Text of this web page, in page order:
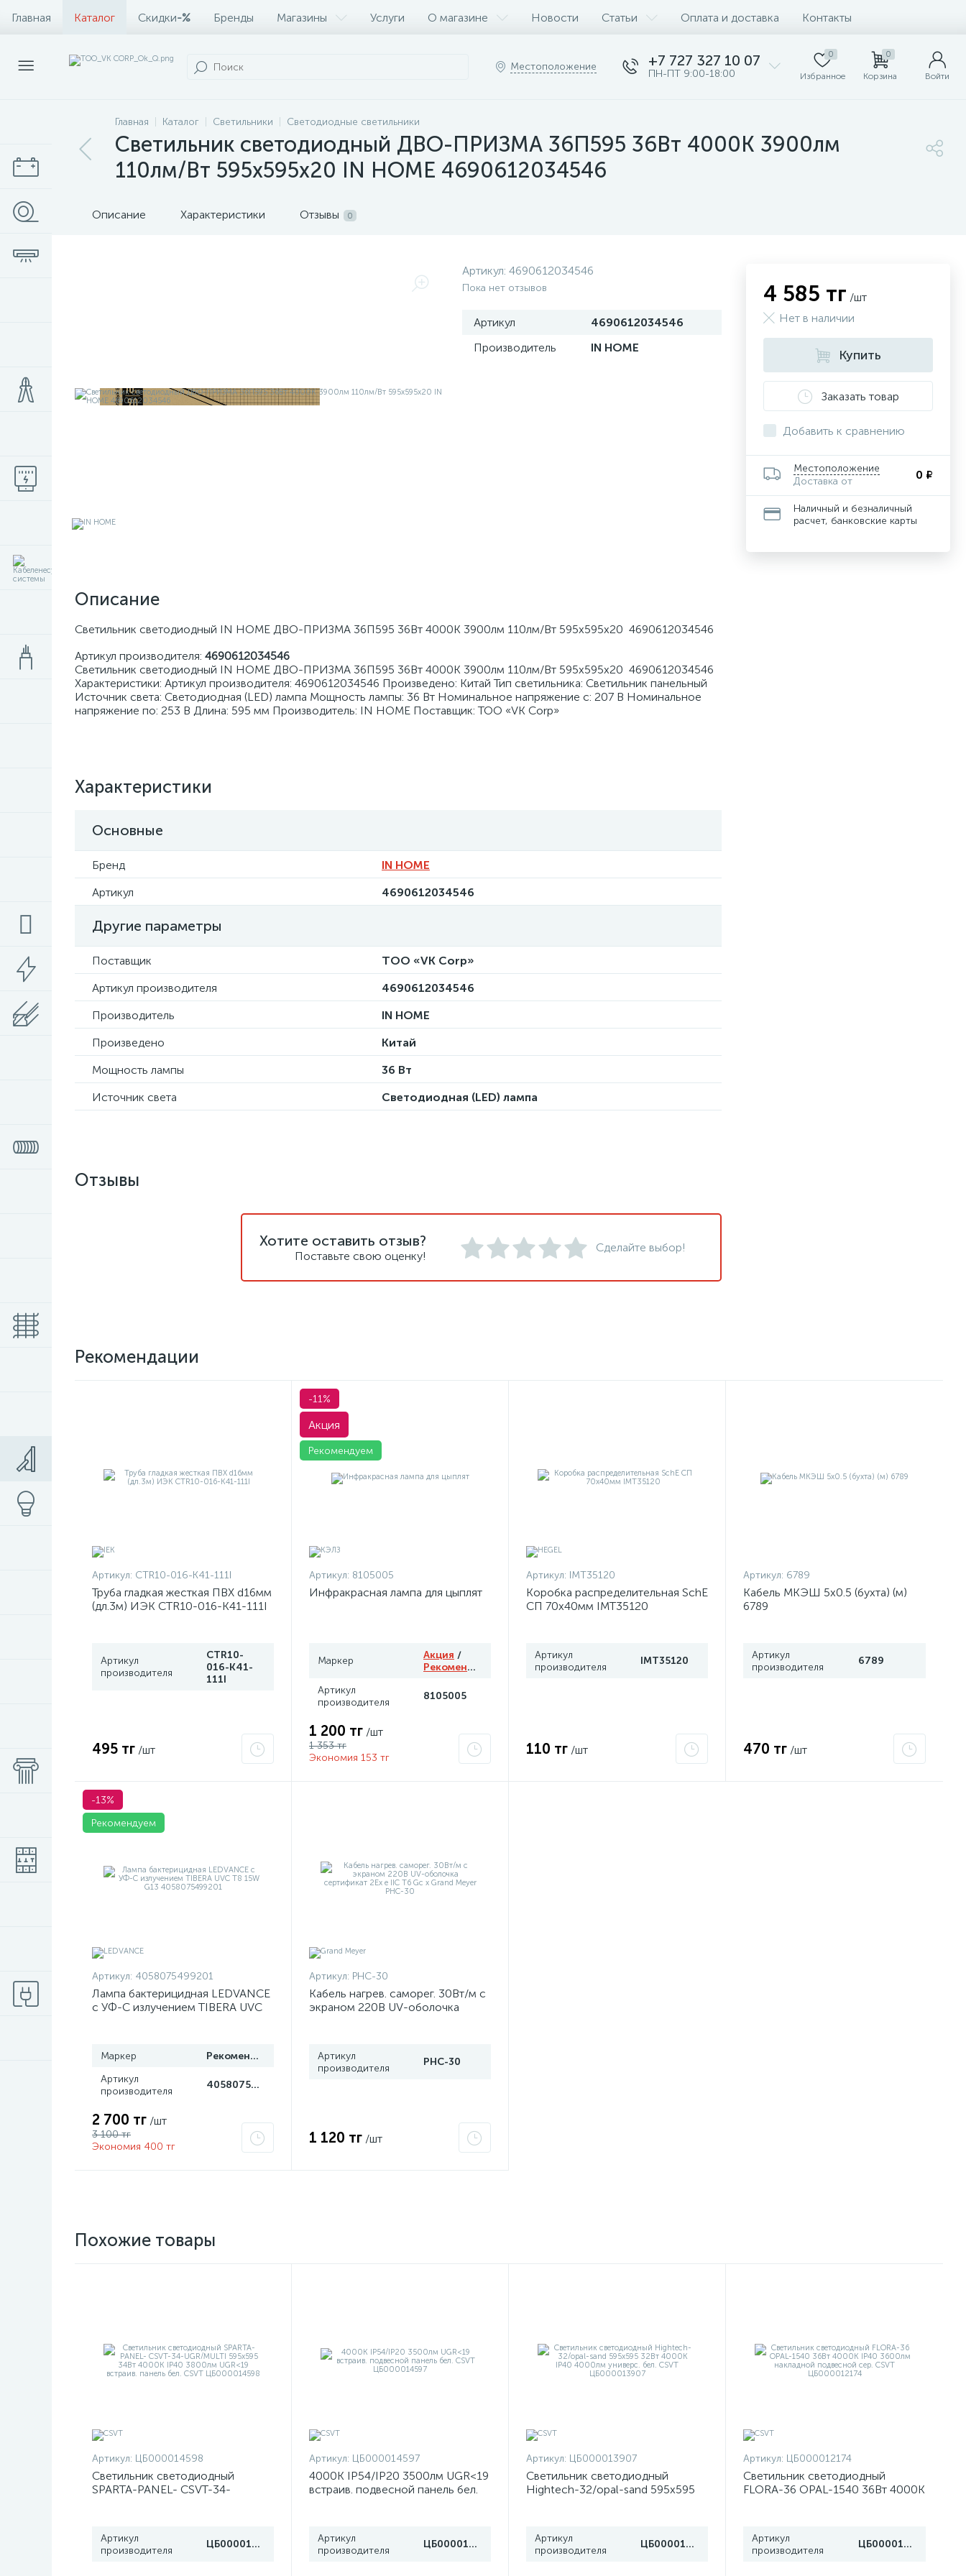
Главная Каталог Скидки-% Бренды Магазины Услуги О магазине Новости Статьи Оплата и доставка Контакты
Местоположение +7 727 327 10 07
ПН-ПТ 9:00-18:00
0
Избранное
0
Корзина Войти
Главная Каталог Светильники Светодиодные светильники
Светильник светодиодный ДВО-ПРИЗМА 36П595 36Вт 4000К 3900лм
110лм/Вт 595х595х20 IN HOME 4690612034546
Описание Характеристики Отзывы 0
Артикул: 4690612034546
Пока нет отзывов
Артикул
4690612034546
Производитель
IN HOME
Описание
Светильник светодиодный IN HOME ДВО-ПРИЗМА 36П595 36Вт 4000К 3900лм 110лм/Вт 595х595х20 4690612034546
Артикул производителя: 4690612034546
Светильник светодиодный IN HOME ДВО-ПРИЗМА 36П595 36Вт 4000К 3900лм 110лм/Вт 595х595х20 4690612034546
Характеристики: Артикул производителя: 4690612034546 Произведено: Китай Тип светильника: Светильник панельный
Источник света: Светодиодная (LED) лампа Мощность лампы: 36 Вт Номинальное напряжение с: 207 В Номинальное
напряжение по: 253 В Длина: 595 мм Производитель: IN HOME Поставщик: ТОО «VK Corp»
Характеристики
Основные
Бренд
IN HOME
Артикул
4690612034546
Другие параметры
Поставщик
ТОО «VK Corp»
Артикул производителя
4690612034546
Производитель
IN HOME
Произведено
Китай
Мощность лампы
36 Вт
Источник света
Светодиодная (LED) лампа
4 585 тг /шт
Нет в наличии
Купить
Заказать товар
Добавить к сравнению
Местоположение
Доставка от
0 ₽
Наличный и безналичный
расчет, банковские карты
Отзывы
Хотите оставить отзыв?
Поставьте свою оценку!
Сделайте выбор!
Рекомендации
Артикул: CTR10-016-K41-111I
Труба гладкая жесткая ПВХ d16мм
(дл.3м) ИЭК CTR10-016-K41-111I
Артикул
производителя
CTR10-
016-K41-
111I
495 тг /шт
-11%
Акция
Рекомендуем
Артикул: 8105005
Инфракрасная лампа для цыплят
Маркер Акция /
Рекомендуем
Артикул
производителя
8105005
1 200 тг /шт
1 353 тг
Экономия 153 тг
Артикул: IMT35120
Коробка распределительная SchE
СП 70х40мм IMT35120
Артикул
производителя
IMT35120
110 тг /шт
Артикул: 6789
Кабель МКЭШ 5х0.5 (бухта) (м)
6789
Артикул
производителя
6789
470 тг /шт
-13%
Рекомендуем
Артикул: 4058075499201
Лампа бактерицидная LEDVANCE
с УФ-С излучением TIBERA UVC
Маркер
Рекомендуем
Артикул
производителя
4058075499201
2 700 тг /шт
3 100 тг
Экономия 400 тг
Артикул: PHC-30
Кабель нагрев. саморег. 30Вт/м с
экраном 220В UV-оболочка
Артикул
производителя
PHC-30
1 120 тг /шт
Похожие товары
Артикул: ЦБ000014598
Светильник светодиодный
SPARTA-PANEL- CSVT-34-
Артикул
производителя
ЦБ000014598
Артикул: ЦБ000014597
4000К IP54/IP20 3500лм UGR<19
встраив. подвесной панель бел.
Артикул
производителя
ЦБ000014597
Артикул: ЦБ000013907
Светильник светодиодный
Hightech-32/opal-sand 595х595
Артикул
производителя
ЦБ000013907
Артикул: ЦБ000012174
Светильник светодиодный
FLORA-36 OPAL-1540 36Вт 4000К
Артикул
производителя
ЦБ000012174